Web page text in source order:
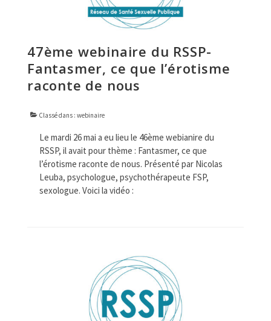
47ème webinaire du RSSP-
Fantasmer, ce que l’érotisme
raconte de nous
Classé dans : webinaire
Le mardi 26 mai a eu lieu le 46ème webianire du
RSSP, il avait pour thème : Fantasmer, ce que
l’érotisme raconte de nous. Présenté par Nicolas
Leuba, psychologue, psychothérapeute FSP,
sexologue. Voici la vidéo :